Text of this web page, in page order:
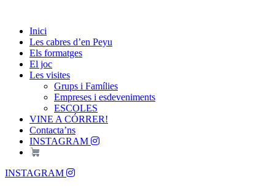
content
Les Cabres d'en Peyu
Inici
Les cabres d’en Peyu
Els formatges
El joc
Les visites
Grups i Famílies
Empreses i esdeveniments
ESCOLES
VINE A CÓRRER!
Contacta’ns
INSTAGRAM
Menu
INSTAGRAM